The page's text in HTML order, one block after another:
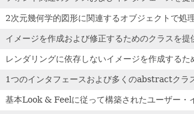
2次元幾何学的図形に関連するオブジェクトで処
イメージを作成および修正するためのクラスを提
レンダリングに依存しないイメージを作成する
1つのインタフェースおよび多くのabstractクラ
基本Look & Feelに従って構築されたユーザー・